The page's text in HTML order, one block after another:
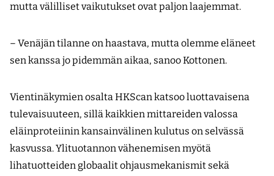
mutta välilliset vaikutukset ovat paljon laajemmat.
– Venäjän tilanne on haastava, mutta olemme eläneet
sen kanssa jo pidemmän aikaa, sanoo Kottonen.
Vientinäkymien osalta HKScan katsoo luottavaisena
tulevaisuuteen, sillä kaikkien mittareiden valossa
eläinproteiinin kansainvälinen kulutus on selvässä
kasvussa. Ylituotannon vähenemisen myötä
lihatuotteiden globaalit ohjausmekanismit sekä